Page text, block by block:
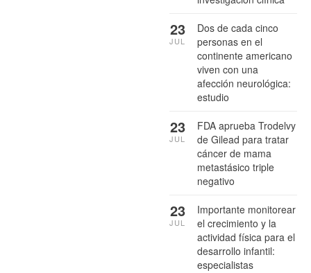
Dos de cada cinco
personas en el
continente americano
viven con una
afección neurológica:
estudio
23
JUL
FDA aprueba Trodelvy
de Gilead para tratar
cáncer de mama
metastásico triple
negativo
23
JUL
Importante monitorear
el crecimiento y la
actividad física para el
desarrollo infantil:
especialistas
23
JUL